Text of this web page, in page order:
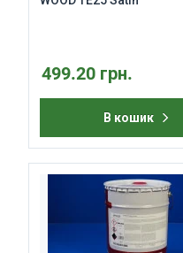
499.20 грн.
В кошик